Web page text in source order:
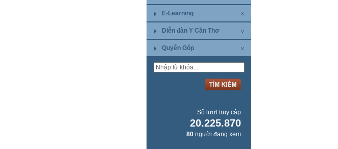
E-Learning
Diễn đàn Y Cần Thơ
Quyên Góp
Số lượt truy cập
20.225.870
80 người đang xem